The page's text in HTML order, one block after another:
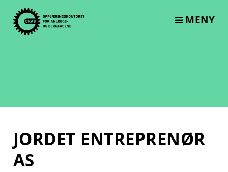
content
MENY
JORDET ENTREPRENØR
AS